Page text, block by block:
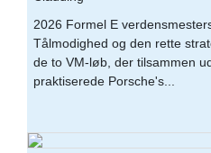
2026 Formel E
Tålmodighed og den rette
de to VM-løb, der tilsammen
praktiserede Porsche's...